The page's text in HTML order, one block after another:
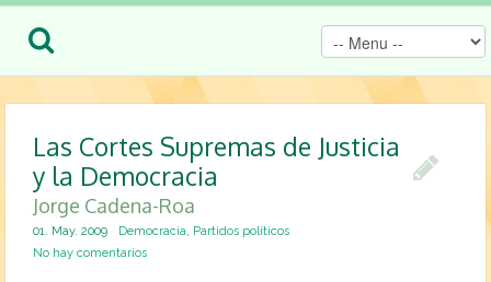
Las Cortes Supremas de Justicia
y la Democracia
Jorge Cadena-Roa
01. May. 2009 Democracia, Partidos políticos
No hay comentarios